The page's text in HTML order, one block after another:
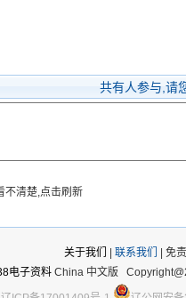
共有人参与,请
不清楚,点击刷新
关于我们 联系我们
| 免
电子资料China 中文版